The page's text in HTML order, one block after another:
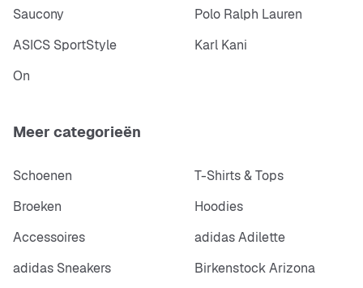
Saucony
Polo Ralph Lauren
ASICS SportStyle
Karl Kani
On
Meer categorieën
Schoenen
T-Shirts & Tops
Broeken
Hoodies
Accessoires
adidas Adilette
adidas Sneakers
Birkenstock Arizona